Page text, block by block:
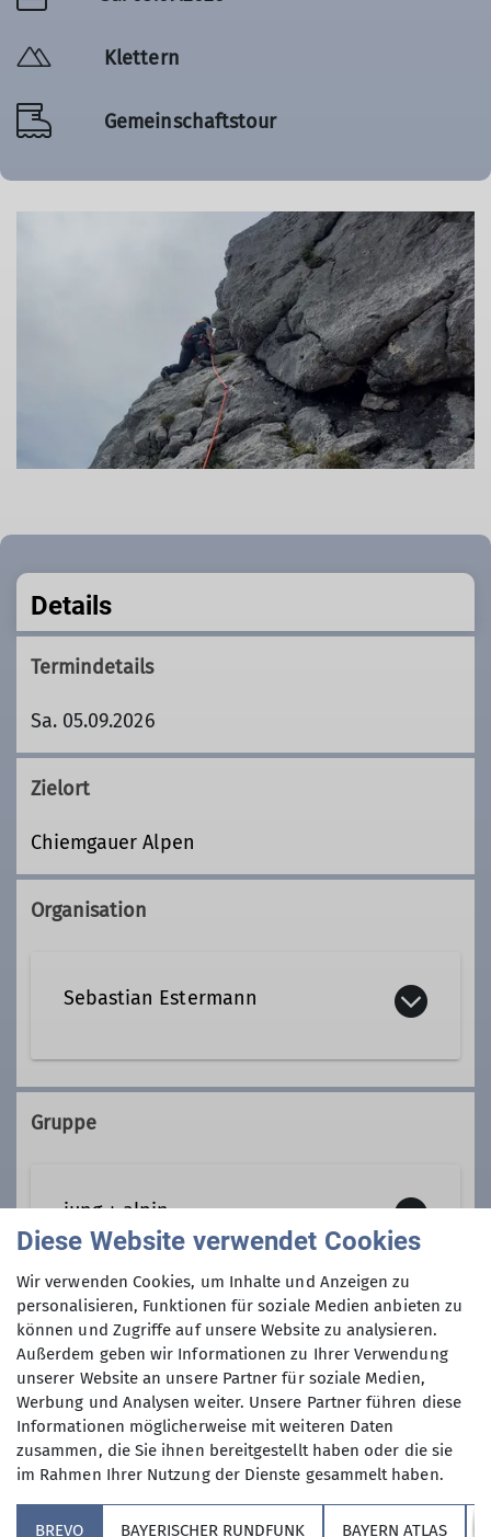
Klettern
Gemeinschaftstour
Details
Termindetails
Sa. 05.09.2026
Zielort
Chiemgauer Alpen
Organisation
Sebastian Estermann
Gruppe
jung + alpin
Anmeldung bis
29.08.2026
Diese Website verwendet Cookies
Wir verwenden Cookies, um Inhalte und Anzeigen zu
personalisieren, Funktionen für soziale Medien anbieten zu
können und Zugriffe auf unsere Website zu analysieren.
Außerdem geben wir Informationen zu Ihrer Verwendung
unserer Website an unsere Partner für soziale Medien,
Werbung und Analysen weiter. Unsere Partner führen diese
Informationen möglicherweise mit weiteren Daten
zusammen, die Sie ihnen bereitgestellt haben oder die sie
im Rahmen Ihrer Nutzung der Dienste gesammelt haben.
BREVO BAYERISCHER RUNDFUNK BAYERN ATLAS